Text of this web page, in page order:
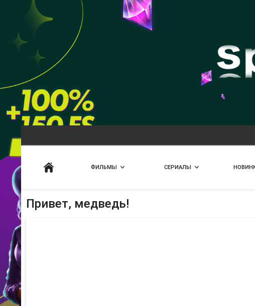
ФИЛЬМЫ СЕРИАЛЫ
Привет, медведь!